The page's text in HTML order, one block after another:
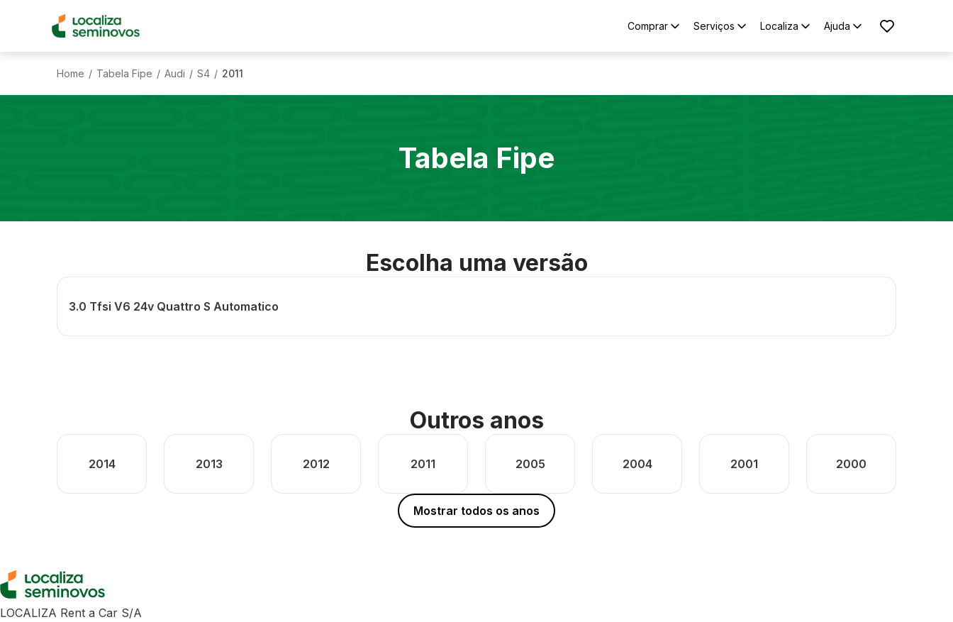
Comprar Serviços Localiza Ajuda
Home / Tabela Fipe / Audi / S4 / 2011
Tabela Fipe
Escolha uma versão
3.0 Tfsi V6 24v Quattro S Automatico
Outros anos
2014 2013 2012 2011 2005 2004 2001 2000
Mostrar todos os anos
LOCALIZA Rent a Car S/A